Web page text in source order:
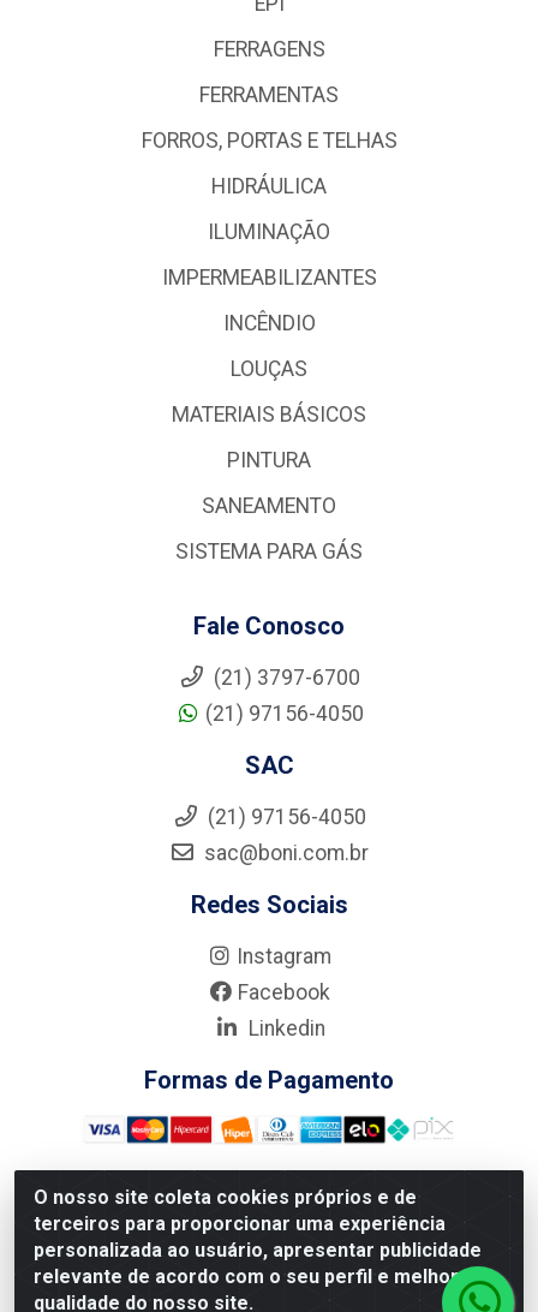
O nosso site coleta cookies próprios e de
terceiros para proporcionar uma experiência
personalizada ao usuário, apresentar publicidade
relevante de acordo com o seu perfil e melhorar a
qualidade do nosso site.
FERRAGENS
FERRAMENTAS
FORROS, PORTAS E TELHAS
HIDRÁULICA
ILUMINAÇÃO
IMPERMEABILIZANTES
INCÊNDIO
LOUÇAS
MATERIAIS BÁSICOS
PINTURA
SANEAMENTO
SISTEMA PARA GÁS
Fale Conosco
(21) 3797-6700
(21) 97156-4050
SAC
(21) 97156-4050
sac@boni.com.br
Redes Sociais
Instagram
Facebook
Linkedin
Formas de Pagamento
Nova Boni Distribuidora de Material de Construção LTDA - Rua
Alice Tibiriçá, 330 - Vila Da Penha, Rio de Janeiro/RJ - CEP:
21.210-110 - CNPJ: 11.003.135/0001-27